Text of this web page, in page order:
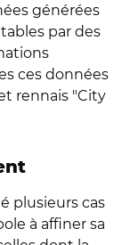
générées
par des
ces données
rennais "City
plusieurs cas
à affiner sa